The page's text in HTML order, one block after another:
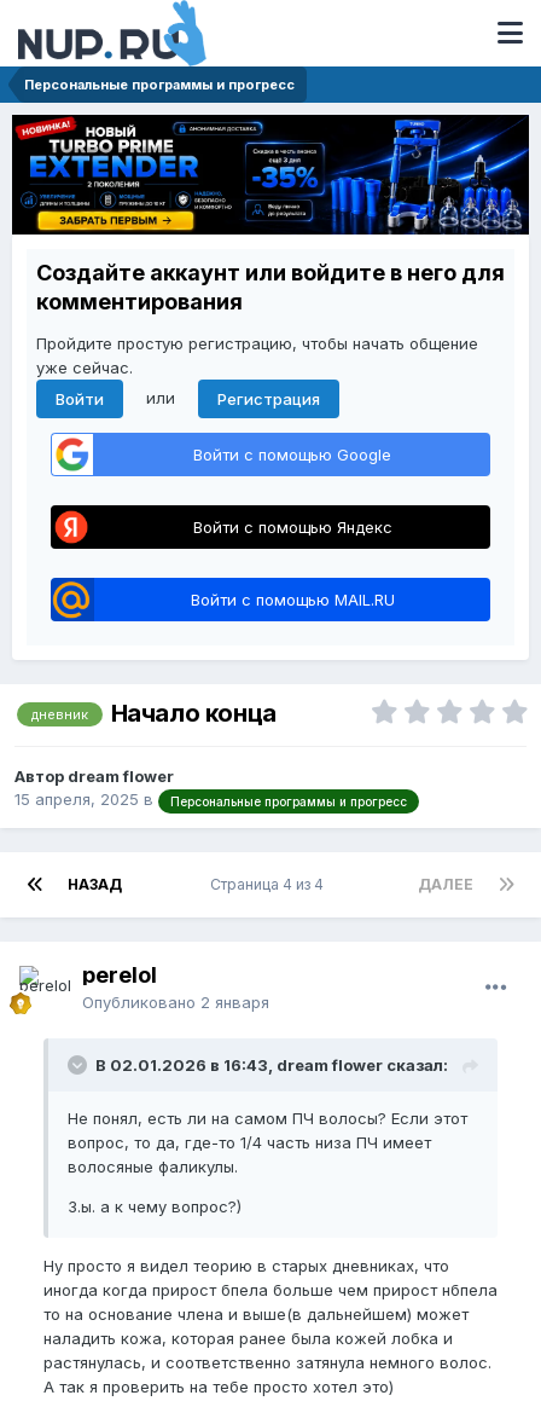
Персональные программы и прогресс
Создайте аккаунт или войдите в него для
комментирования
Пройдите простую регистрацию, чтобы начать общение
уже сейчас.
Войти
или Регистрация
Войти с помощью Google
Войти с помощью Яндекс
Войти с помощью MAIL.RU
дневник Начало конца
Автор dream flower
15 апреля, 2025 в Персональные программы и прогресс
НАЗАД ДАЛЕЕ
Страница 4 из 4
perelol
Опубликовано 2 января
В 02.01.2026 в 16:43, dream flower сказал:
Не понял, есть ли на самом ПЧ волосы? Если этот
вопрос, то да, где-то 1/4 часть низа ПЧ имеет
волосяные фаликулы.
З.ы. а к чему вопрос?)
Ну просто я видел теорию в старых дневниках, что
иногда когда прирост бпела больше чем прирост нбпела
то на основание члена и выше(в дальнейшем) может
наладить кожа, которая ранее была кожей лобка и
растянулась, и соответственно затянула немного волос.
А так я проверить на тебе просто хотел это)